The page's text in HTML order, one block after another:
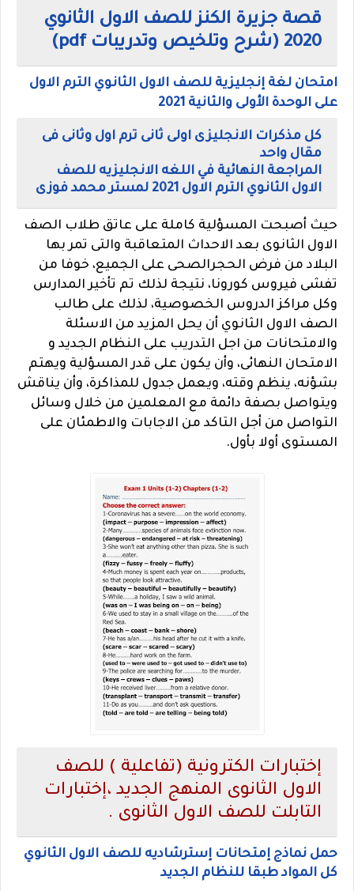
قصة جزيرة الكنز للصف الاول الثانوي
2020 (شرح وتلخيص وتدريبات pdf)
امتحان لغة إنجليزية للصف الاول الثانوي الترم الاول
على الوحدة الأولى والثانية 2021
كل مذكرات الانجليزى اولى ثانى ترم اول وثانى فى
مقال واحد
المراجعة النهائية في اللغه الانجليزيه للصف
الاول الثانوي الترم الاول 2021 لمستر محمد فوزى
حيث أصبحت المسؤلية كاملة على عاتق طلاب الصف
الاول الثانوى بعد الاحداث المتعاقبة والتى تمر بها
البلاد من فرض الحجرالصحى على الجميع، خوفا من
تفشى فيروس كورونا، نتيجة لذلك تم تأخير المدارس
وكل مراكز الدروس الخصوصية، لذلك على طالب
الصف الاول الثانوي أن يحل المزيد من الاسئلة
والامتحانات من اجل التدريب على النظام الجديد و
الامتحان النهائى، وأن يكون على قدر المسؤلية ويهتم
بشؤنه، ينظم وقته، ويعمل جدول للمذاكرة، وأن يناقش
ويتواصل بصفة دائمة مع المعلمين من خلال وسائل
التواصل من أجل التاكد من الاجابات والاطمئان على
المستوى أولا بأول.
إختبارات الكترونية (تفاعلية ) للصف
الاول الثانوى المنهج الجديد ،إختبارات
التابلت للصف الاول الثانوى .
حمل نماذج إمتحانات إسترشاديه للصف الاول الثانوي
كل المواد طبقا للنظام الجديد